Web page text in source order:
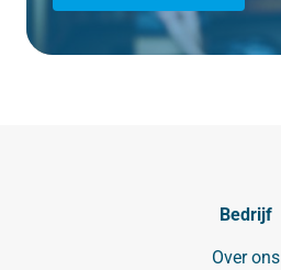
Bedrijf
Over ons